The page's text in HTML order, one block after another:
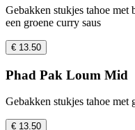
Gebakken stukjes tahoe met
een groene curry saus
€ 13.50
Phad Pak Loum Mid
Gebakken stukjes tahoe met
€ 13.50